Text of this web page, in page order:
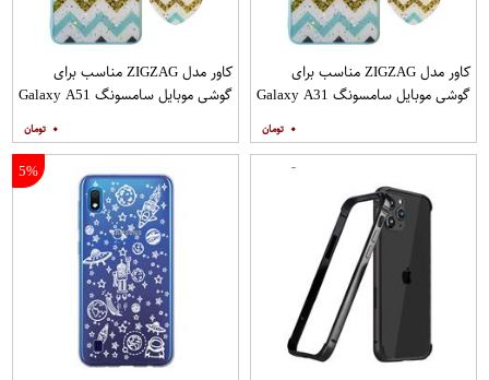
کاور مدل ZIGZAG مناسب برای
گوشی موبایل سامسونگ Galaxy A31
۰
کاور مدل ZIGZAG مناسب برای
گوشی موبایل سامسونگ Galaxy A51
۰
5%